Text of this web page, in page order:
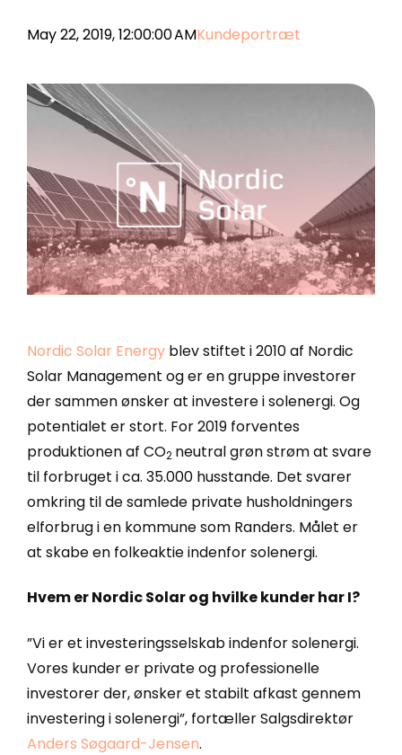
Enreach Campaigns
LeadDesk
SuperOffice
Monday
Zoho CRM
Se alle værktøjer
API-dokumentation
Lasso.dk
May 22, 2019, 12:00:00 AMKundeportræt
Nordic Solar Energy blev stiftet i 2010 af Nordic
Solar Management og er en gruppe investorer
der sammen ønsker at investere i solenergi. Og
potentialet er stort. For 2019 forventes
produktionen af CO2 neutral grøn strøm at svare
til forbruget i ca. 35.000 husstande. Det svarer
omkring til de samlede private husholdningers
elforbrug i en kommune som Randers. Målet er
at skabe en folkeaktie indenfor solenergi.
Hvem er Nordic Solar og hvilke kunder har I?
”Vi er et investeringsselskab indenfor solenergi.
Vores kunder er private og professionelle
investorer der, ønsker et stabilt afkast gennem
investering i solenergi”, fortæller Salgsdirektør
Anders Søgaard-Jensen.